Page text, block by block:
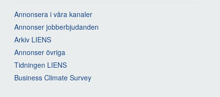
Annonsera i våra kanaler
Annonser jobberbjudanden
Arkiv LIENS
Annonser övriga
Tidningen LIENS
Business Climate Survey